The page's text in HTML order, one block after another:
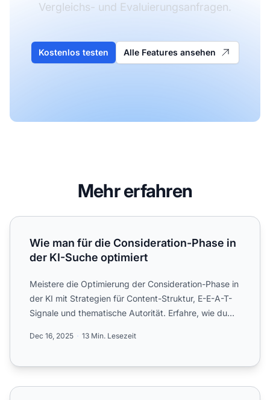
Vergleichs- und Evaluierungsanfragen.
Kostenlos testen Alle Features ansehen
Mehr erfahren
Wie man für die Consideration-Phase in der KI-Suche
Wie man für die Consideration-Phase in
der KI-Suche optimiert
Meistere die Optimierung der Consideration-Phase in
der KI mit Strategien für Content-Struktur, E-E-A-T-
Signale und thematische Autorität. Erfahre, wie du
Dec 16, 2025 13 Min. Lesezeit
Wie funktioniert die Buyer Journey in der KI-Suche